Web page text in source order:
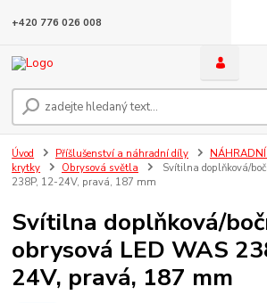
+420 776 026 008
Úvod Příšlušenství a náhradní díly NÁHRADNÍ
krytky
Obrysová světla
Svítilna doplňková/
238P, 12-24V, pravá, 187 mm
Svítilna doplňková/
obrysová LED WAS
24V, pravá, 187 mm